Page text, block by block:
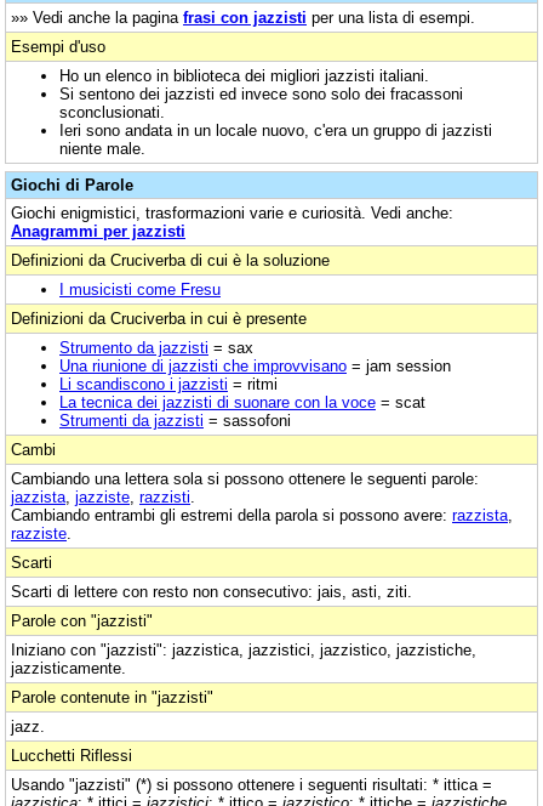
»» Vedi anche la pagina frasi con jazzisti per una lista di esempi.
Esempi d'uso
Ho un elenco in biblioteca dei migliori jazzisti italiani.
Si sentono dei jazzisti ed invece sono solo dei fracassoni
sconclusionati.
Ieri sono andata in un locale nuovo, c'era un gruppo di jazzisti
niente male.
Giochi di Parole
Giochi enigmistici, trasformazioni varie e curiosità. Vedi anche:
Anagrammi per jazzisti
Definizioni da Cruciverba di cui è la soluzione
I musicisti come Fresu
Definizioni da Cruciverba in cui è presente
Strumento da jazzisti = sax
Una riunione di jazzisti che improvvisano = jam session
Li scandiscono i jazzisti = ritmi
La tecnica dei jazzisti di suonare con la voce = scat
Strumenti da jazzisti = sassofoni
Cambi
Cambiando una lettera sola si possono ottenere le seguenti parole:
jazzista jazziste razzisti
Cambiando entrambi gli estremi della parola si possono avere: razzista
razziste
Scarti
Scarti di lettere con resto non consecutivo: jais, asti, ziti.
Parole con "jazzisti"
Iniziano con "jazzisti": jazzistica, jazzistici, jazzistico, jazzistiche,
jazzisticamente.
Parole contenute in "jazzisti"
jazz.
Lucchetti Riflessi
Usando "jazzisti" (*) si possono ottenere i seguenti risultati: * ittica =
jazzistica; * ittici = jazzistici; * ittico = jazzistico; * ittiche = jazzistiche